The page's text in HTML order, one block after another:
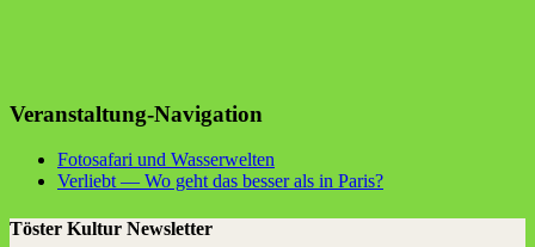
Veranstaltung-Navigation
Foto­sa­fa­ri und Wasserwelten
Ver­liebt — Wo geht das bes­ser als in Paris?
Töster Kultur Newsletter